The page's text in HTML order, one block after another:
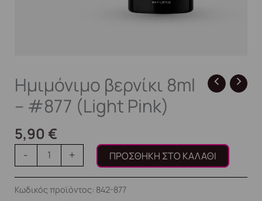
Ημιμόνιμο βερνίκι 8ml
– #877 (Light Pink)
5,90 €
- + ΠΡΟΣΘΉΚΗ ΣΤΟ ΚΑΛΆΘΙ
Κωδικός προϊόντος: 842-877